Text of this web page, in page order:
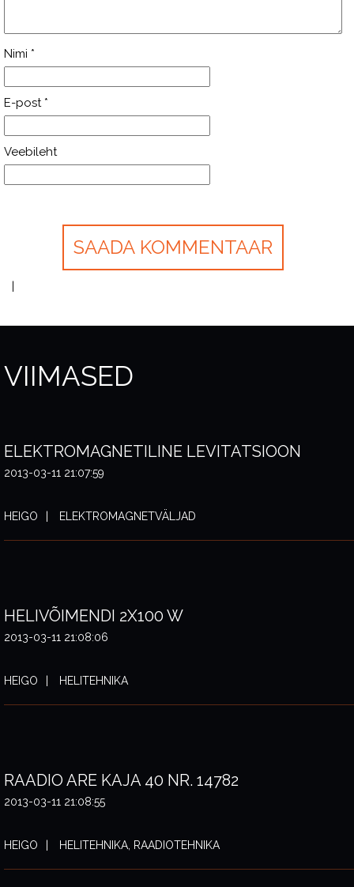
Nimi *
E-post *
Veebileht
VIIMASED
ELEKTROMAGNETILINE LEVITATSIOON
2013-03-11 21:07:59
HEIGO ELEKTROMAGNETVÄLJAD
HELIVÕIMENDI 2X100 W
2013-03-11 21:08:06
HEIGO HELITEHNIKA
RAADIO ARE KAJA 40 NR. 14782
2013-03-11 21:08:55
HEIGO HELITEHNIKA, RAADIOTEHNIKA